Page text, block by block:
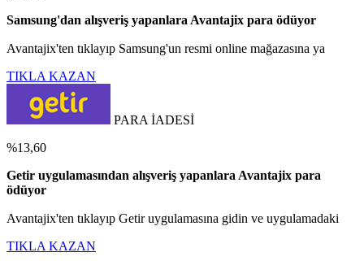
Samsung'dan alışveriş yapanlara Avantajix para ödüyor
Avantajix'ten tıklayıp Samsung'un resmi online mağazasına ya
TIKLA KAZAN
PARA İADESİ
%13,60
Getir uygulamasından alışveriş yapanlara Avantajix para
ödüyor
Avantajix'ten tıklayıp Getir uygulamasına gidin ve uygulamadaki
TIKLA KAZAN